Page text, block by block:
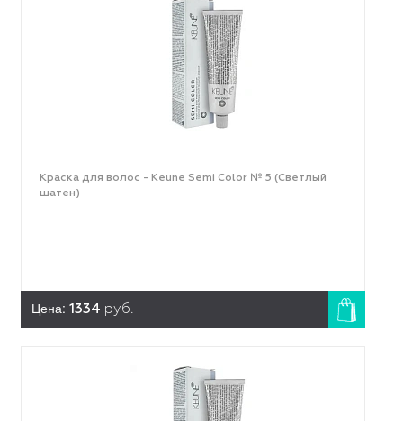
Краска для волос - Keune Semi Color № 5 (Светлый
шатен)
Цена: 1334 руб.